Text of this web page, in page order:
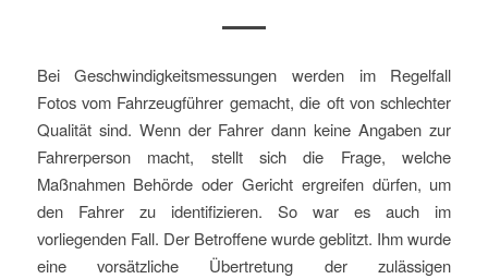
Bei Geschwindigkeitsmessungen werden im Regelfall
Fotos vom Fahrzeugführer gemacht, die oft von schlechter
Qualität sind. Wenn der Fahrer dann keine Angaben zur
Fahrerperson macht, stellt sich die Frage, welche
Maßnahmen Behörde oder Gericht ergreifen dürfen, um
den Fahrer zu identifizieren. So war es auch im
vorliegenden Fall. Der Betroffene wurde geblitzt. Ihm wurde
eine vorsätzliche Übertretung der zulässigen